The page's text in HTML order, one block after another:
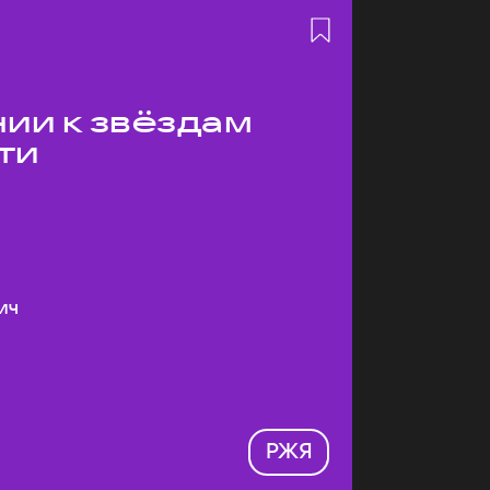
к звёздам
РЖЯ